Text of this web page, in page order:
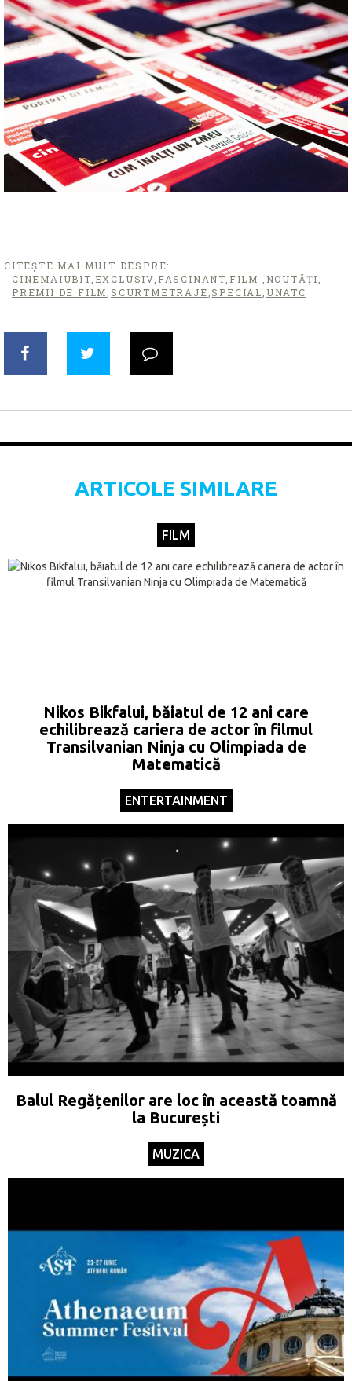
CITEȘTE MAI MULT DESPRE:
CINEMAIUBIT, EXCLUSIV, FASCINANT, FILM , NOUTĂȚI,
PREMII DE FILM,SCURTMETRAJE,SPECIAL, UNATC
ARTICOLE SIMILARE
FILM
Nikos Bikfalui, băiatul de 12 ani care
echilibrează cariera de actor în filmul
Transilvanian Ninja cu Olimpiada de
Matematică
ENTERTAINMENT
Balul Regățenilor are loc în această toamnă
la București
MUZICA